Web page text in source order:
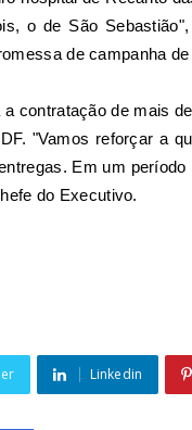
o de São
de campanha
a contratação de mais
"Vamos reforçar a
Em um
do Executivo.
Linkedin